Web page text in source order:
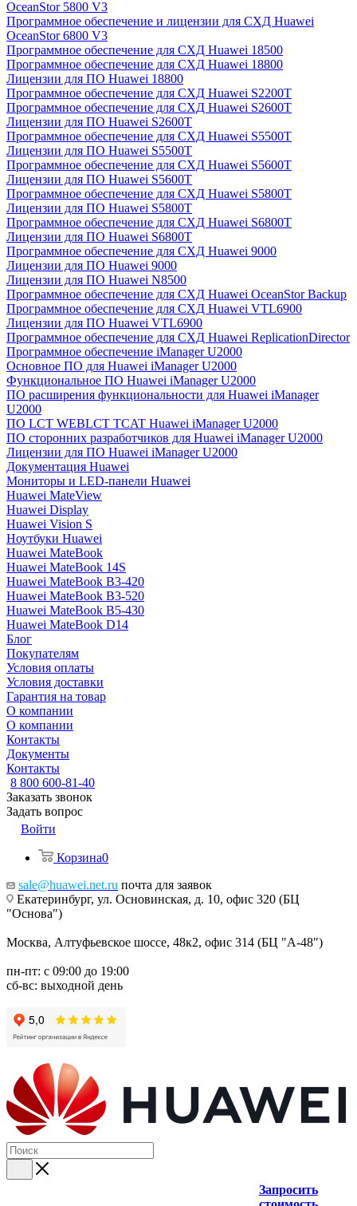
OceanStor 5800 V3
Программное обеспечение и лицензии для СХД Huawei
OceanStor 6800 V3
Программное обеспечение для СХД Huawei 18500
Программное обеспечение для СХД Huawei 18800
Лицензии для ПО Huawei 18800
Программное обеспечение для СХД Huawei S2200T
Программное обеспечение для СХД Huawei S2600T
Лицензии для ПО Huawei S2600T
Программное обеспечение для СХД Huawei S5500T
Лицензии для ПО Huawei S5500T
Программное обеспечение для СХД Huawei S5600T
Лицензии для ПО Huawei S5600T
Программное обеспечение для СХД Huawei S5800T
Лицензии для ПО Huawei S5800T
Программное обеспечение для СХД Huawei S6800T
Лицензии для ПО Huawei S6800T
Программное обеспечение для СХД Huawei 9000
Лицензии для ПО Huawei 9000
Лицензии для ПО Huawei N8500
Программное обеспечение для СХД Huawei OceanStor Backup
Программное обеспечение для СХД Huawei VTL6900
Лицензии для ПО Huawei VTL6900
Программное обеспечение для СХД Huawei ReplicationDirector
Программное обеспечение iManager U2000
Основное ПО для Huawei iManager U2000
Функциональное ПО Huawei iManager U2000
ПО расширения функциональности для Huawei iManager
U2000
ПО LCT WEBLCT TCAT Huawei iManager U2000
ПО сторонних разработчиков для Huawei iManager U2000
Лицензии для ПО Huawei iManager U2000
Документация Huawei
Мониторы и LED-панели Huawei
Huawei MateView
Huawei Display
Huawei Vision S
Ноутбуки Huawei
Huawei MateBook
Huawei MateBook 14S
Huawei MateBook B3-420
Huawei MateBook B3-520
Huawei MateBook B5-430
Huawei MateBook D14
Блог
Покупателям
Условия оплаты
Условия доставки
Гарантия на товар
О компании
О компании
Контакты
Документы
Контакты
8 800 600-81-40
Заказать звонок
Задать вопрос
Войти
Корзина0
sale@huawei.net.ru почта для заявок
Екатеринбург, ул. Основинская, д. 10, офис 320 (БЦ
"Основа")
Москва, Алтуфьевское шоссе, 48к2, офис 314 (БЦ "А-48")
пн-пт: с 09:00 до 19:00
сб-вс: выходной день
Запросить